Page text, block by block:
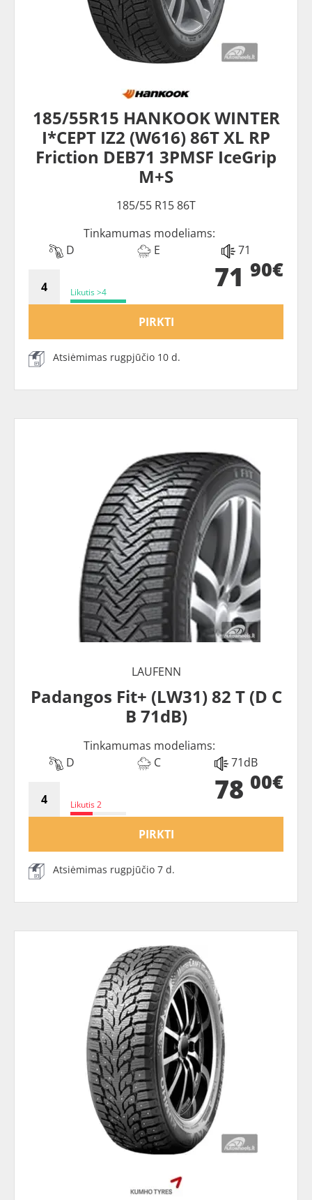
185/55R15 HANKOOK WINTER
I*CEPT IZ2 (W616) 86T XL RP
Friction DEB71 3PMSF IceGrip
M+S
185/55 R15 86T
Tinkamumas modeliams:
D
E 71
Likutis >4 71 90€
PIRKTI
Atsiėmimas rugpjūčio 10 d.
LAUFENN
Padangos Fit+ (LW31) 82 T (D C
B 71dB)
Tinkamumas modeliams:
D
C 71dB
Likutis 2 78 00€
PIRKTI
Atsiėmimas rugpjūčio 7 d.